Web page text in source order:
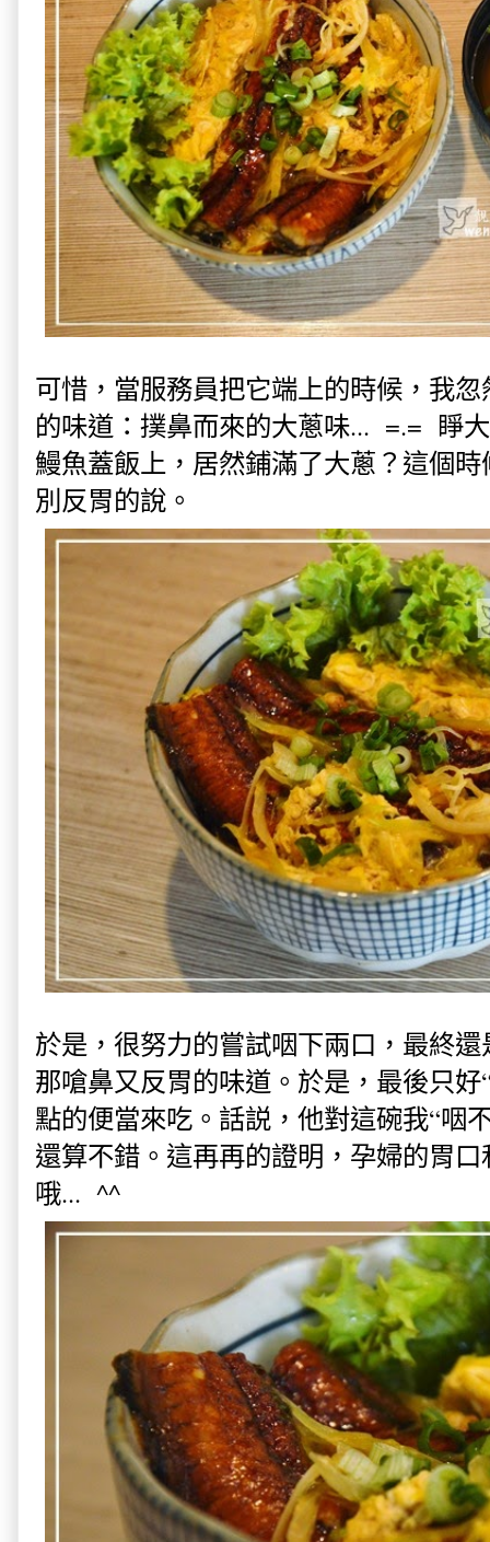
可惜，當服務員把它端上的時候，我
的味道：撲鼻而來的大蔥味... =.= 睜
鰻魚蓋飯上，居然鋪滿了大蔥？這個
別反胃的說。
於是，很努力的嘗試咽下兩口，最終
那嗆鼻又反胃的味道。於是，最後只
點的便當來吃。話説，他對這碗我“咽
還算不錯。這再再的證明，孕婦的胃
哦... ^^